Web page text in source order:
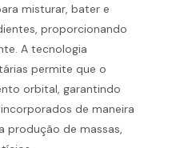
misturar, bater e
proporcionando
A tecnologia
permite que o
orbital, garantindo
de maneira
produção de massas,